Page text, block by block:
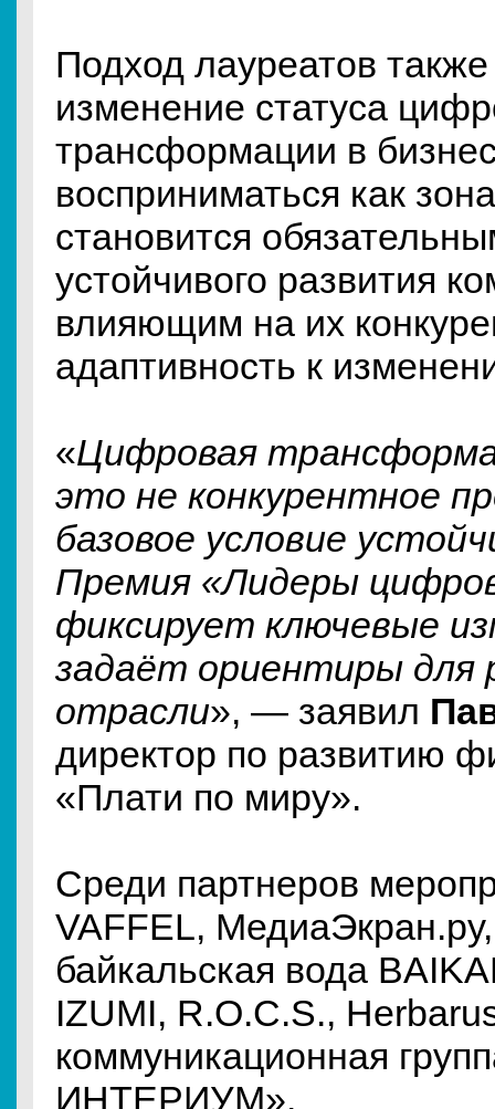
Подход лауреатов
изменение статуса
трансформации в
восприниматься как
становится
устойчивого развития
влияющим на их
адаптивность к
«Цифровая
это не конкурентное
базовое условие
Премия «Лидеры
фиксирует ключевые
задаёт ориентиры для
отрасли», — заявил
директор по развитию
«Плати по миру».
Среди партнеров
VAFFEL,
байкальская вода
IZUMI, R.O.C.S.,
коммуникационная
ИНТЕРИУМ».